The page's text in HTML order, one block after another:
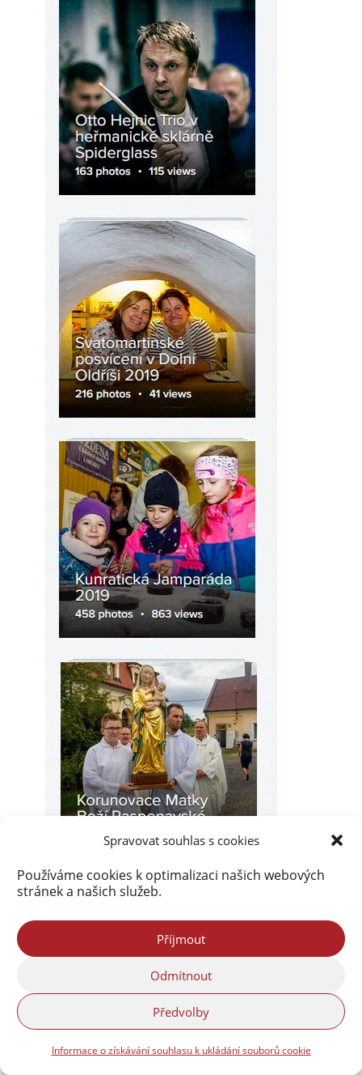
Spravovat souhlas s cookies
Používáme cookies k optimalizaci našich webových
stránek a našich služeb.
Příjmout
Odmítnout
Předvolby
Informace o získávání souhlasu k ukládání souborů cookie
Akismetzablokoval
290 079 spamů